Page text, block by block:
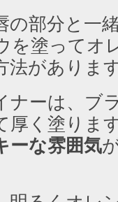
の部分と一
を塗ってオ
法がありま
ナーは、ブ
厚く塗りま
ーな雰囲気